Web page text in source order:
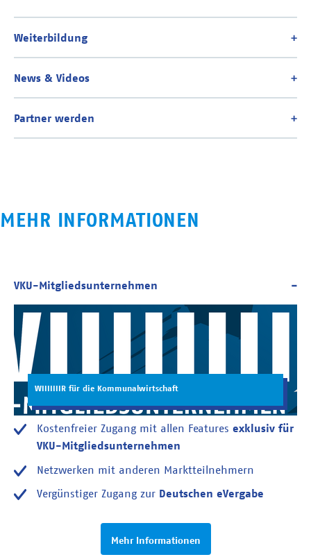
MEHR INFORMATIONEN
WIIIIIIIR für die Kommunalwirtschaft
Kostenfreier Zugang mit allen Features exklusiv für
VKU-Mitgliedsunternehmen
Netzwerken mit anderen Marktteilnehmern
Vergünstiger Zugang zur Deutschen eVergabe
Mehr Informationen